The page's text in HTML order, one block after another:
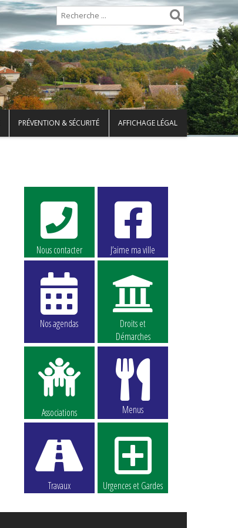
PRÉVENTION & SÉCURITÉ AFFICHAGE LÉGAL
Nous contacter J’aime ma ville
Nos agendas
Droits et
Démarches
Associations Menus
Travaux Urgences et Gardes